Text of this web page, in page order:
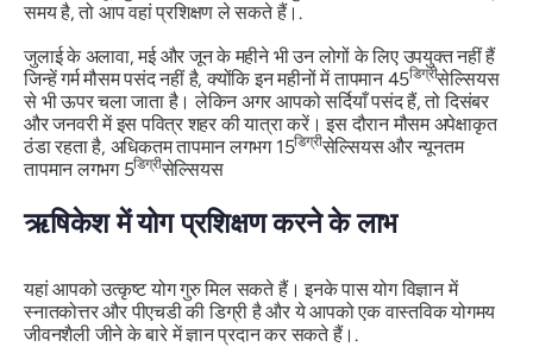
समय है, तो आप वहां प्रशिक्षण ले सकते हैं।.
जुलाई के अलावा, मई और जून के महीने भी उन लोगों के लिए उपयुक्त नहीं हैं
जिन्हें गर्म मौसम पसंद नहीं है, क्योंकि इन महीनों में तापमान 45डिग्रीसेल्सियस
से भी ऊपर चला जाता है। लेकिन अगर आपको सर्दियाँ पसंद हैं, तो दिसंबर
और जनवरी में इस पवित्र शहर की यात्रा करें। इस दौरान मौसम अपेक्षाकृत
ठंडा रहता है, अधिकतम तापमान लगभग 15डिग्रीसेल्सियस और न्यूनतम
तापमान लगभग 5डिग्रीसेल्सियस
ऋषिकेश में योग प्रशिक्षण करने के लाभ
यहां आपको उत्कृष्ट योग गुरु मिल सकते हैं। इनके पास योग विज्ञान में
स्नातकोत्तर और पीएचडी की डिग्री है और ये आपको एक वास्तविक योगमय
जीवनशैली जीने के बारे में ज्ञान प्रदान कर सकते हैं।.